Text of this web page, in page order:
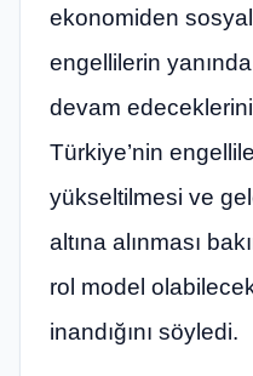
ekonomiden
engellilerin
devam
Türkiye’nin
yükseltilmesi ve
altına alınması
rol model
inandığını söyledi.